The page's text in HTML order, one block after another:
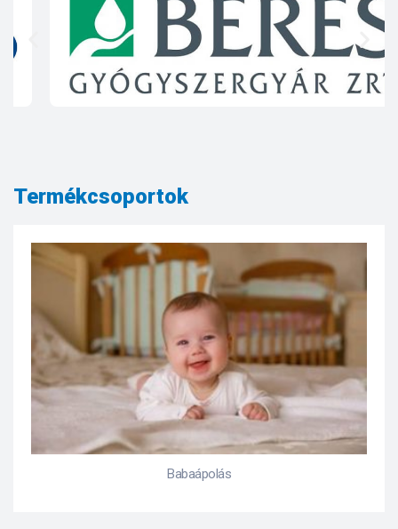
Termékcsoportok
Babaápolás